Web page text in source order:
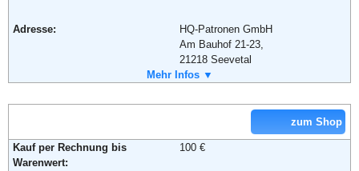
Soziale Kanäle:
Weiterführende Informationen: AGB
Adresse:
HQ-Patronen GmbH
Am Bauhof 21-23,
21218 Seevetal
+49 (0) 4105 - 69 22 50
Email:
info@HQ-Patronen.de
Weiterführende Informationen:
Mehr Infos ▼
zum Shop
Kauf per Rechnung bis
Warenwert:
100 €